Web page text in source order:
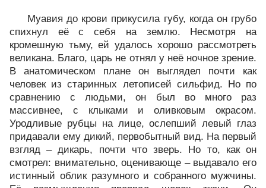
Муавия до крови прикусила губу, когда он грубо
спихнул её с себя на землю. Несмотря на
кромешную тьму, ей удалось хорошо рассмотреть
великана. Благо, царь не отнял у неё ночное зрение.
В анатомическом плане он выглядел почти как
человек из старинных летописей сильфид. Но по
сравнению с людьми, он был во много раз
массивнее, с клыками и оливковым окрасом.
Уродливые рубцы на лице, ослепший левый глаз
придавали ему дикий, первобытный вид. На первый
взгляд – дикарь, почти что зверь. Но то, как он
смотрел: внимательно, оценивающе – выдавало его
истинный облик разумного и собранного мужчины.